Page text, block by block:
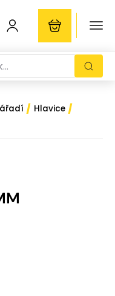
/ Hlavice /